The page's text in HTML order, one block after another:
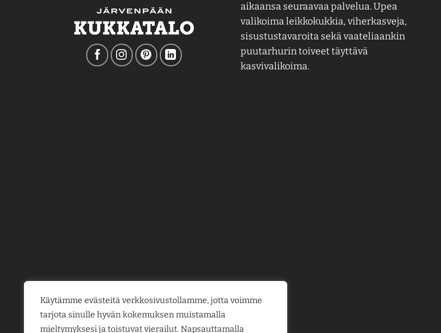
Käytämme evästeitä verkkosivustollamme, jotta voimme
tarjota sinulle hyvän kokemuksen muistamalla
mieltymyksesi ja toistuvat vierailut. Napsauttamalla
aikaansa seuraavaa palvelua. Upea
valikoima leikkokukkia, viherkasveja,
sisustustavaroita sekä vaateliaankin
puutarhurin toiveet täyttävä
kasvivalikoima.